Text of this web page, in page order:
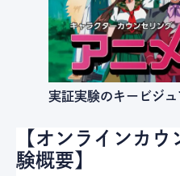
実証実験のキービジュ
【オンラインカ
験概要】